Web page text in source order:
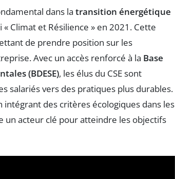
dans la transition énergétique
Climat et Résilience » en 2021. Cette
de prendre position sur les
Avec un accès renforcé à la Base
(BDESE), les élus du CSE sont
salariés vers des pratiques plus durables.
intégrant des critères écologiques dans les
un acteur clé pour atteindre les objectifs